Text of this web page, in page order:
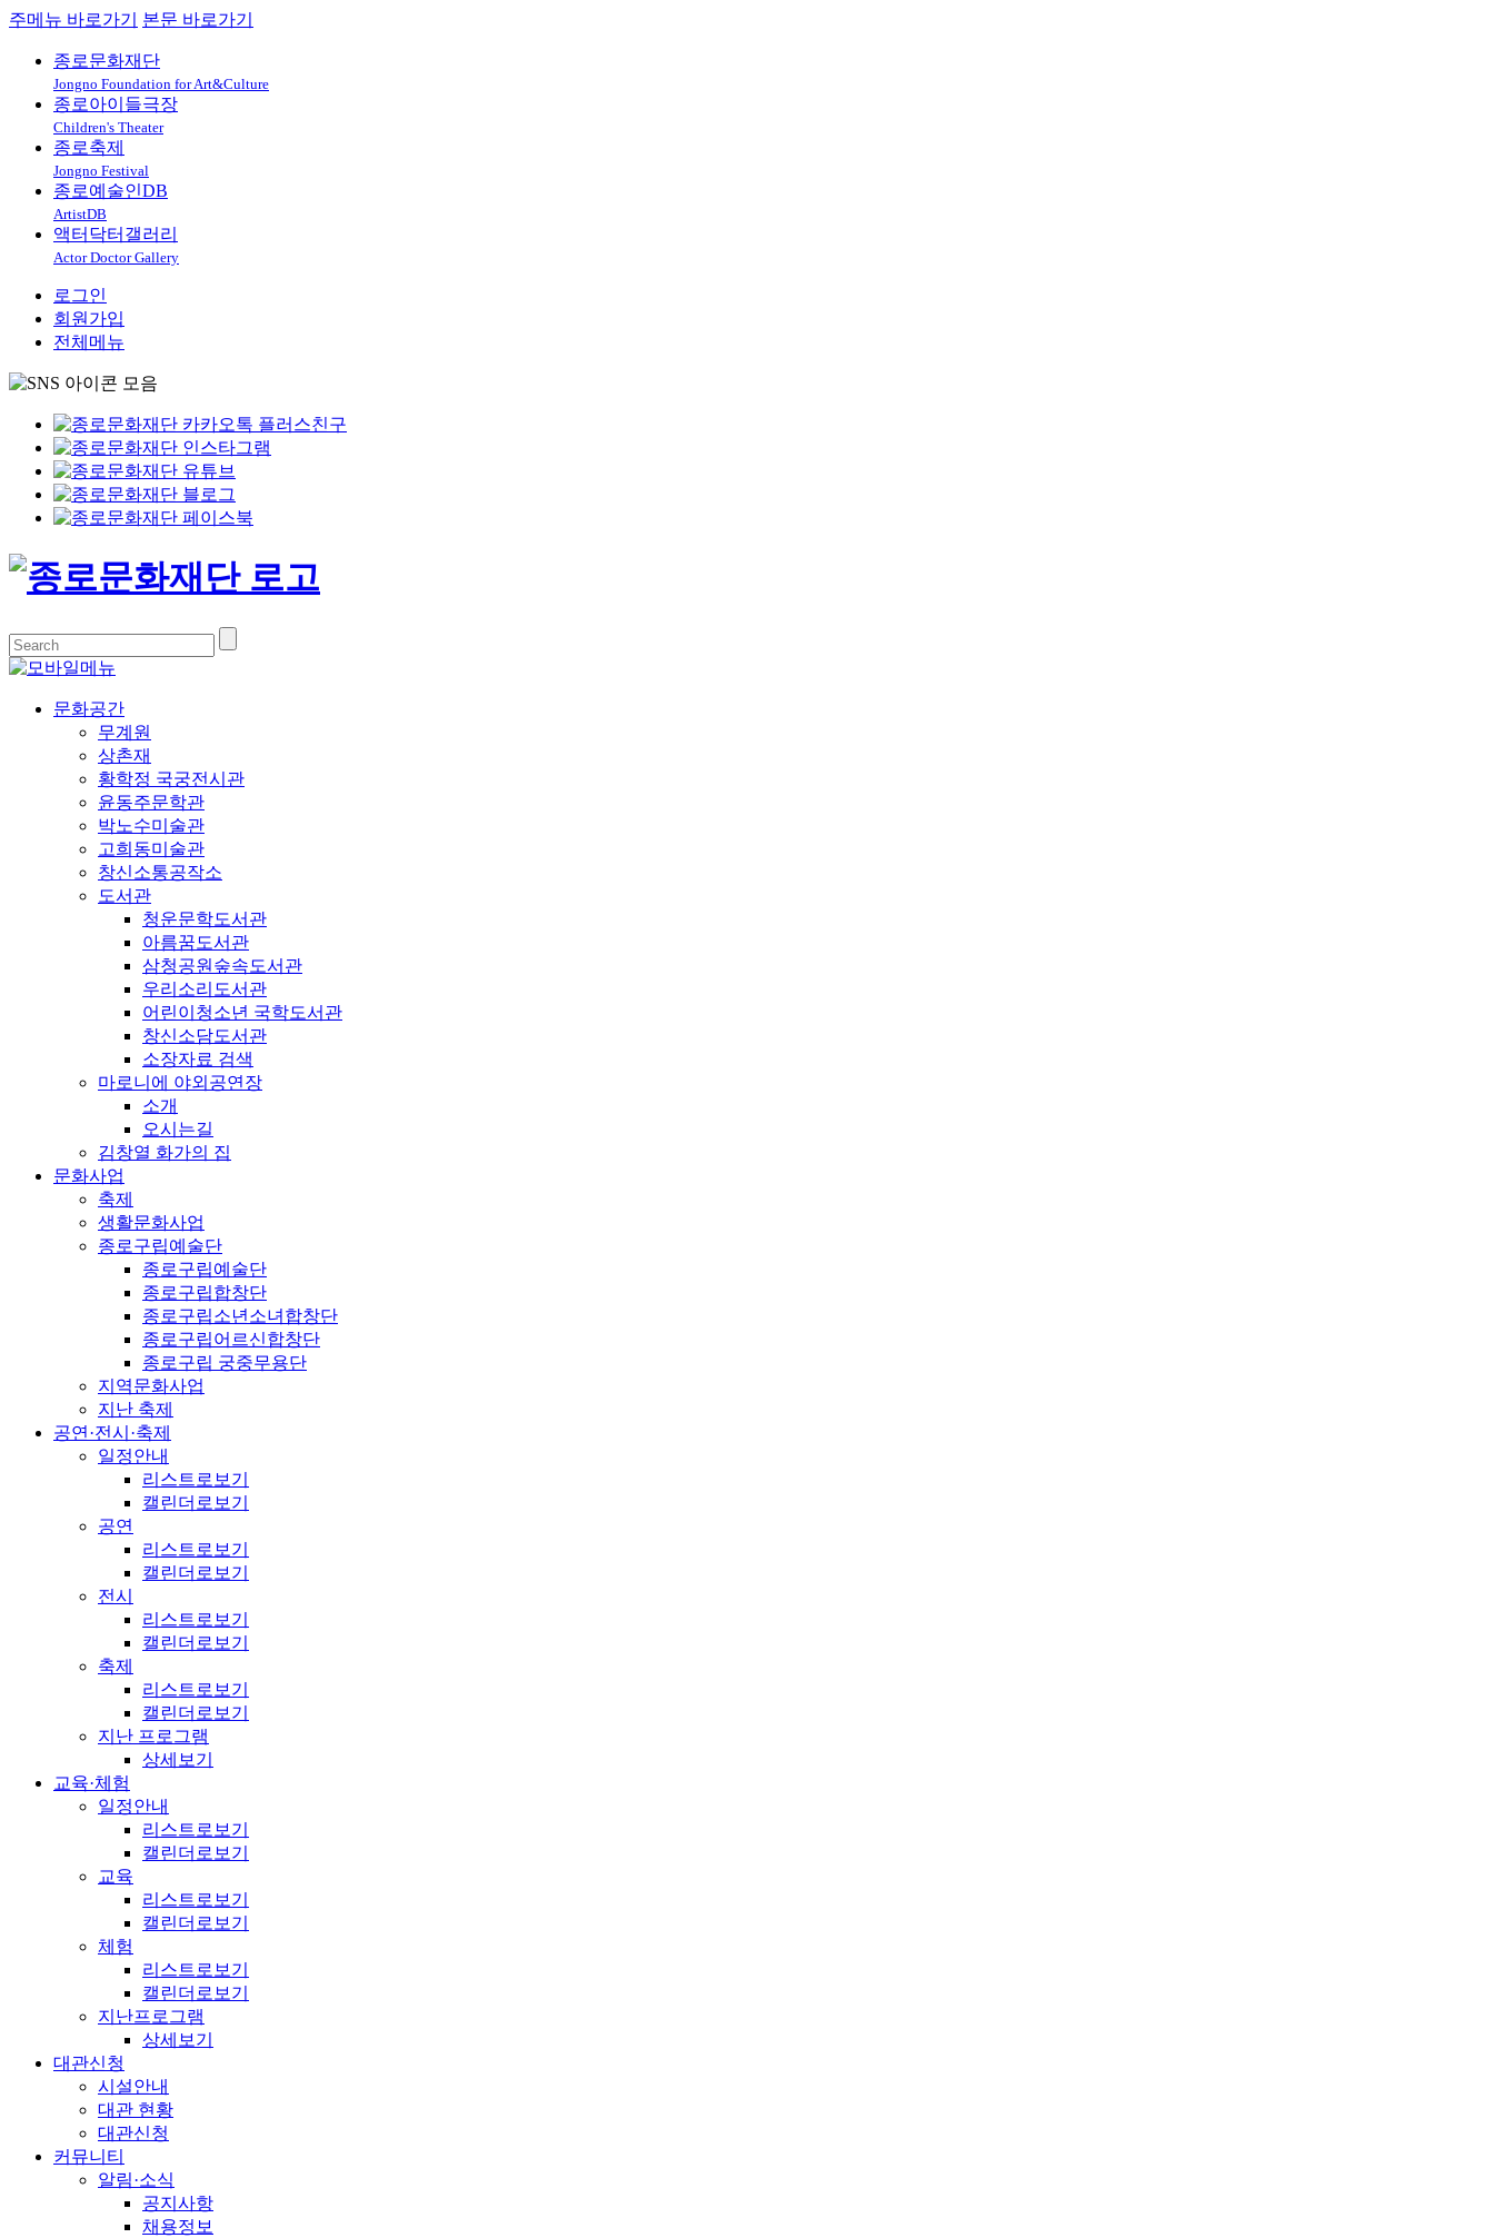
주메뉴 바로가기 본문 바로가기
종로문화재단
Jongno Foundation for Art&Culture
종로아이들극장
Children's Theater
종로축제
Jongno Festival
종로예술인DB
ArtistDB
액터닥터갤러리
Actor Doctor Gallery
로그인
회원가입
전체메뉴
문화공간
무계원
상촌재
황학정 국궁전시관
윤동주문학관
박노수미술관
고희동미술관
창신소통공작소
도서관
청운문학도서관
아름꿈도서관
삼청공원숲속도서관
우리소리도서관
어린이청소년 국학도서관
창신소담도서관
소장자료 검색
마로니에 야외공연장
소개
오시는길
김창열 화가의 집
문화사업
축제
생활문화사업
종로구립예술단
종로구립예술단
종로구립합창단
종로구립소년소녀합창단
종로구립어르신합창단
종로구립 궁중무용단
지역문화사업
지난 축제
공연·전시·축제
일정안내
리스트로보기
캘린더로보기
공연
리스트로보기
캘린더로보기
전시
리스트로보기
캘린더로보기
축제
리스트로보기
캘린더로보기
지난 프로그램
상세보기
교육·체험
일정안내
리스트로보기
캘린더로보기
교육
리스트로보기
캘린더로보기
체험
리스트로보기
캘린더로보기
지난프로그램
상세보기
대관신청
시설안내
대관 현황
대관신청
커뮤니티
알림·소식
공지사항
채용정보